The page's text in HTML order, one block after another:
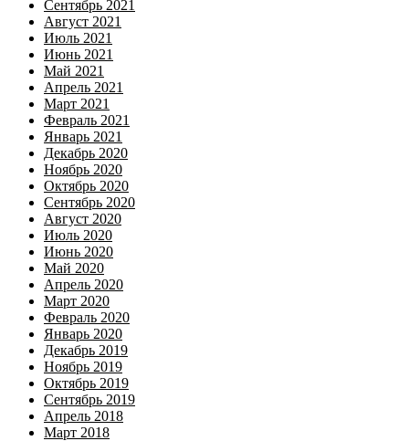
Сентябрь 2021
Август 2021
Июль 2021
Июнь 2021
Май 2021
Апрель 2021
Март 2021
Февраль 2021
Январь 2021
Декабрь 2020
Ноябрь 2020
Октябрь 2020
Сентябрь 2020
Август 2020
Июль 2020
Июнь 2020
Май 2020
Апрель 2020
Март 2020
Февраль 2020
Январь 2020
Декабрь 2019
Ноябрь 2019
Октябрь 2019
Сентябрь 2019
Апрель 2018
Март 2018